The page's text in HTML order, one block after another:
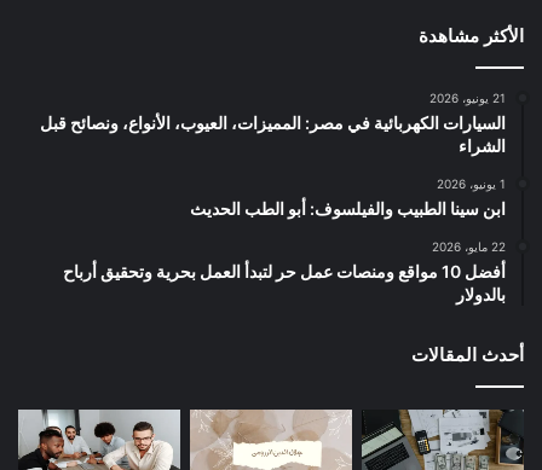
الأكثر مشاهدة
21 يونيو، 2026
السيارات الكهربائية في مصر: المميزات، العيوب، الأنواع، ونصائح قبل
الشراء
1 يونيو، 2026
ابن سينا الطبيب والفيلسوف: أبو الطب الحديث
22 مايو، 2026
أفضل 10 مواقع ومنصات عمل حر لتبدأ العمل بحرية وتحقيق أرباح
بالدولار
أحدث المقالات